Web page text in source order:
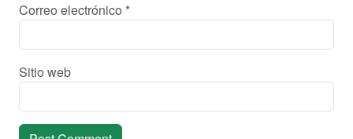
Correo electrónico *
Sitio web